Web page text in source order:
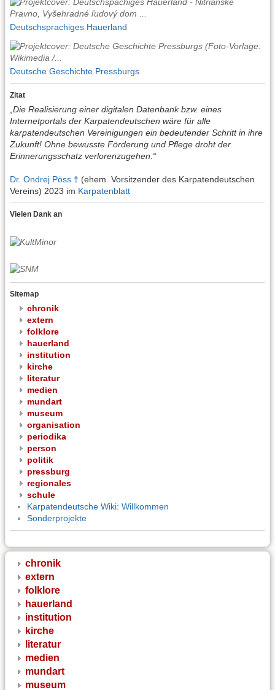
Deutschsprachiges Hauerland
Deutsche Geschichte Pressburgs
Zitat
„Die Realisierung einer digitalen Datenbank bzw. eines
Internetportals der Karpatendeutschen wäre für alle
karpatendeutschen Vereinigungen ein bedeutender Schritt in ihre
Zukunft! Ohne bewusste Förderung und Pflege droht der
Erinnerungsschatz verlorenzugehen.“
Dr. Ondrej Pöss † (ehem. Vorsitzender des Karpatendeutschen
Vereins) 2023 im Karpatenblatt
Vielen Dank an
Sitemap
chronik
extern
folklore
hauerland
institution
kirche
literatur
medien
mundart
museum
organisation
periodika
person
politik
pressburg
regionales
schule
Karpatendeutsche Wiki: Willkommen
Sonderprojekte
chronik
extern
folklore
hauerland
institution
kirche
literatur
medien
mundart
museum